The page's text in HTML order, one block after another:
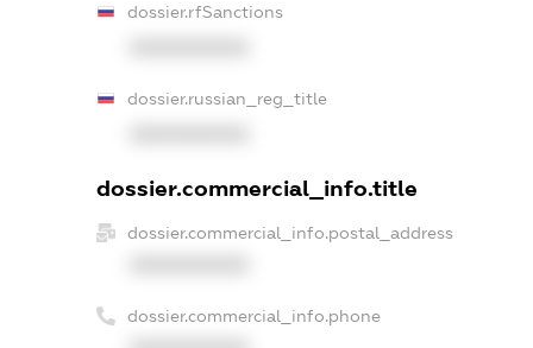
dossier.rfSanctions
dossier.russian_reg_title
dossier.commercial_info.title
dossier.commercial_info.postal_address
dossier.commercial_info.phone